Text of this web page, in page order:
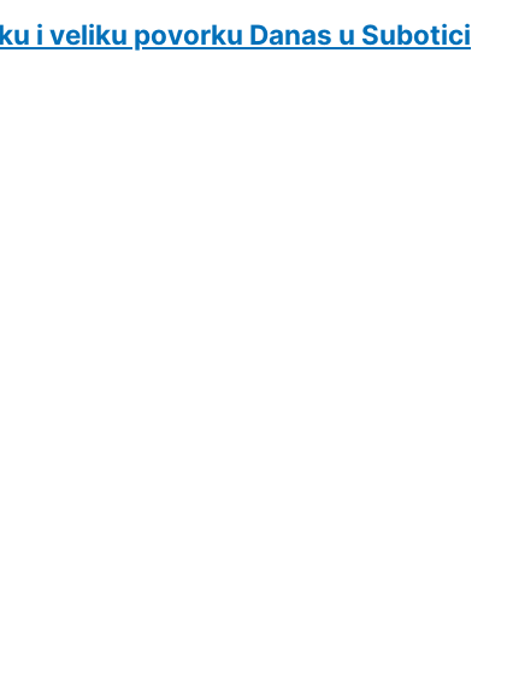
i veliku povorku Danas u Subotici